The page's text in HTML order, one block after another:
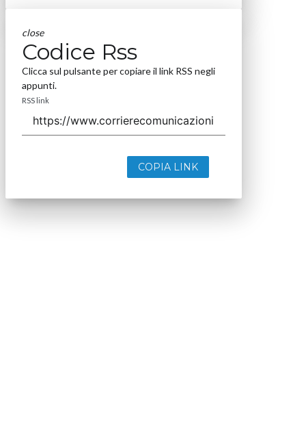
close
Codice Rss
Clicca sul pulsante per copiare il link RSS negli
appunti.
RSS link
COPIA LINK